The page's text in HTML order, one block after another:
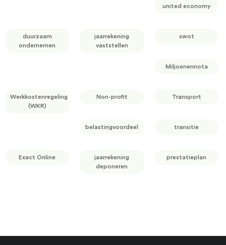
united economy
duurzaam
ondernemen
jaarrekening
vaststellen
swot
Miljoenennota
Werkkostenregeling
(WKR)
Non-profit Transport
belastingvoordeel transitie
Exact Online
jaarrekening
deponeren
prestatieplan